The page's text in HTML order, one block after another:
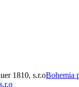
Bohemia